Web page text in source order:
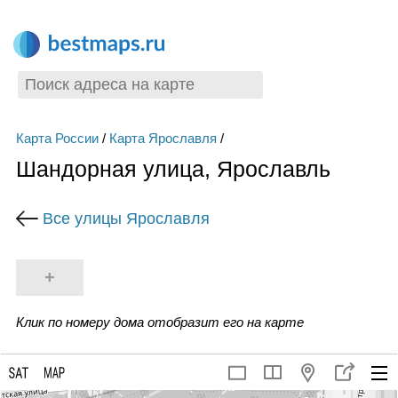
Карта России/ Карта Ярославля /
Шандорная улица, Ярославль
Все улицы Ярославля
+
Клик по номеру дома отобразит его на карте